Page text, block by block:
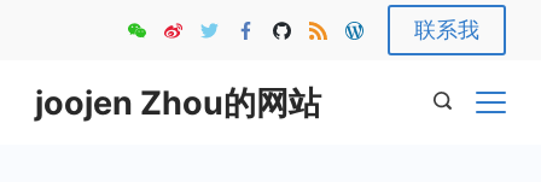
content
联系我
joojen Zhou的网站